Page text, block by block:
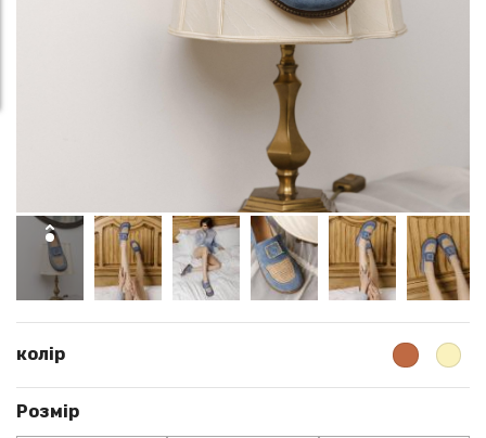
колір
Розмір